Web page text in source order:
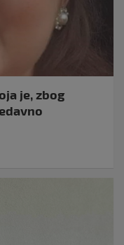
je, zbog